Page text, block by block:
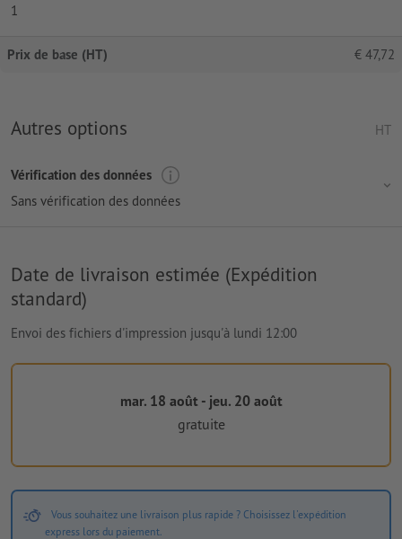
1
Prix de base (HT) € 47,72
Autres options HT
Vérification des données
Sans vérification des données
Date de livraison estimée (Expédition
standard)
Envoi des fichiers d'impression jusqu'à lundi 12:00
mar. 18 août - jeu. 20 août
gratuite
Vous souhaitez une livraison plus rapide ? Choisissez l'expédition
express lors du paiement.